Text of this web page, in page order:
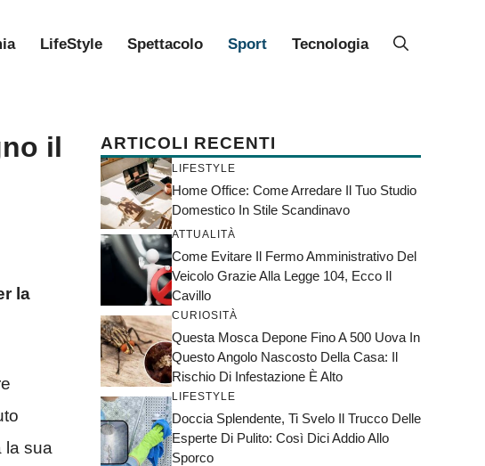
LifeStyle Spettacolo Sport Tecnologia
il
la
la sua
ARTICOLI RECENTI
LIFESTYLE
Home Office: Come Arredare Il Tuo Studio
Domestico In Stile Scandinavo
ATTUALITÀ
Come Evitare Il Fermo Amministrativo Del
Veicolo Grazie Alla Legge 104, Ecco Il
Cavillo
CURIOSITÀ
Questa Mosca Depone Fino A 500 Uova In
Questo Angolo Nascosto Della Casa: Il
Rischio Di Infestazione È Alto
LIFESTYLE
Doccia Splendente, Ti Svelo Il Trucco Delle
Esperte Di Pulito: Così Dici Addio Allo
Sporco